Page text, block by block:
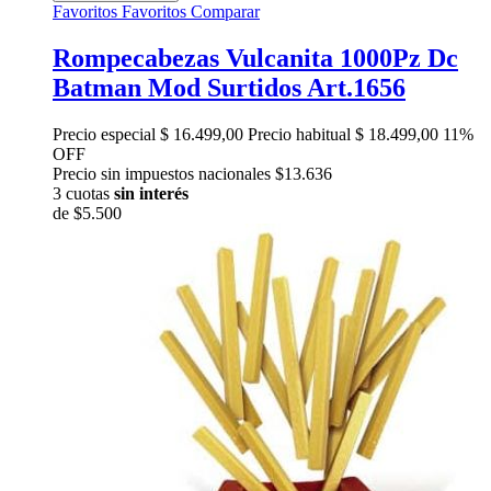
Favoritos Favoritos Comparar
Rompecabezas Vulcanita 1000Pz Dc
Batman Mod Surtidos Art.1656
Precio especial $ 16.499,00 Precio habitual $ 18.499,00 11%
OFF
Precio sin impuestos nacionales $13.636
3 cuotas sin interés
de $5.500